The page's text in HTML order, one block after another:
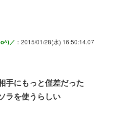
／ ：2015/01/28(水) 16:50:14.07
手にもっと僅差だった
ラを使うらしい